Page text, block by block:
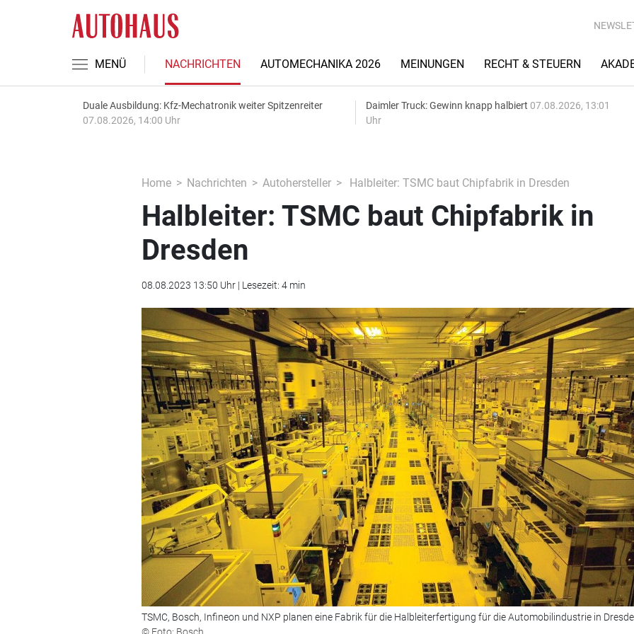
MENÜ NACHRICHTEN AUTOMECHANIKA 2026 MEINUNGEN RECHT & STEUERN
Duale Ausbildung: Kfz-Mechatronik weiter Spitzenreiter
07.08.2026, 14:00 Uhr
Daimler Truck: Gewinn knapp halbiert 07.08.2026, 13:01
Uhr
Home Nachrichten Autohersteller Halbleiter: TSMC baut Chipfabrik in Dresden
Halbleiter: TSMC baut Chipfabrik in
Dresden
08.08.2023 13:50 Uhr | Lesezeit: 4 min
TSMC, Bosch, Infineon und NXP planen eine Fabrik für die Halbleiterfertigung für die Automobilindustrie in